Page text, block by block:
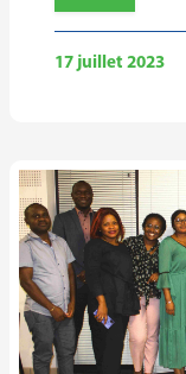
17 juillet 2023